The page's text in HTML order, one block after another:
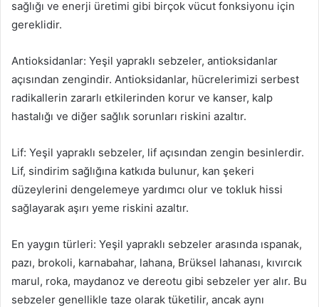
sağlığı ve enerji üretimi gibi birçok vücut fonksiyonu için
gereklidir.
Antioksidanlar: Yeşil yapraklı sebzeler, antioksidanlar
açısından zengindir. Antioksidanlar, hücrelerimizi serbest
radikallerin zararlı etkilerinden korur ve kanser, kalp
hastalığı ve diğer sağlık sorunları riskini azaltır.
Lif: Yeşil yapraklı sebzeler, lif açısından zengin besinlerdir.
Lif, sindirim sağlığına katkıda bulunur, kan şekeri
düzeylerini dengelemeye yardımcı olur ve tokluk hissi
sağlayarak aşırı yeme riskini azaltır.
En yaygın türleri: Yeşil yapraklı sebzeler arasında ıspanak,
pazı, brokoli, karnabahar, lahana, Brüksel lahanası, kıvırcık
marul, roka, maydanoz ve dereotu gibi sebzeler yer alır. Bu
sebzeler genellikle taze olarak tüketilir, ancak aynı